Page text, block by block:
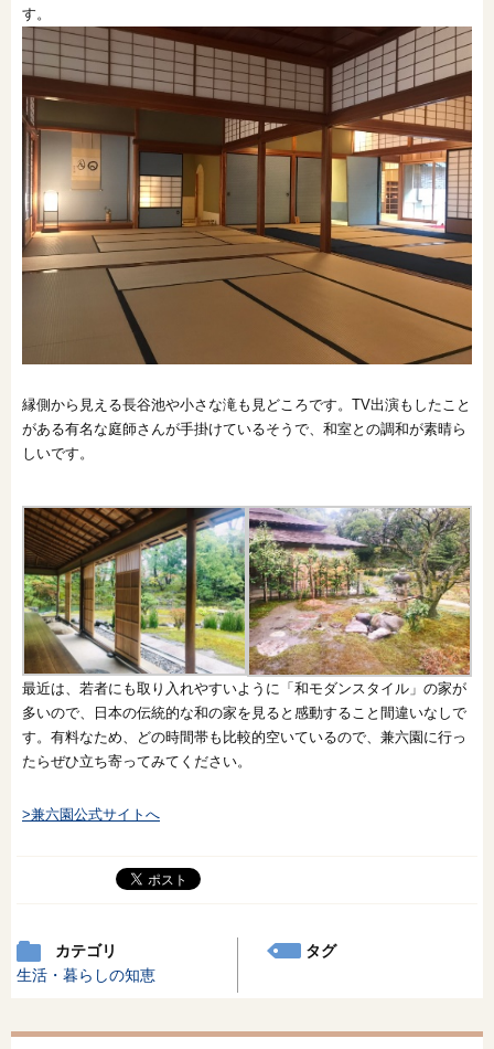
す。
縁側から見える長谷池や小さな滝も見どころです。TV出演もしたこと
がある有名な庭師さんが手掛けているそうで、和室との調和が素晴ら
しいです。
最近は、若者にも取り入れやすいように「和モダンスタイル」の家が
多いので、日本の伝統的な和の家を見ると感動すること間違いなしで
す。有料なため、どの時間帯も比較的空いているので、兼六園に行っ
たらぜひ立ち寄ってみてください。
>兼六園公式サイトへ
カテゴリ
生活・暮らしの知恵
タグ